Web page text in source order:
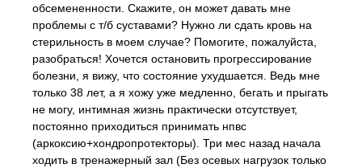
обсемененности. Скажите, он может давать мне
проблемы с т/б суставами? Нужно ли сдать кровь на
стерильность в моем случае? Помогите, пожалуйста,
разобраться! Хочется остановить прогрессирование
болезни, я вижу, что состояние ухудшается. Ведь мне
только 38 лет, а я хожу уже медленно, бегать и прыгать
не могу, интимная жизнь практически отсутствует,
постоянно приходиться принимать нпвс
(аркоксию+хондропротекторы). Три мес назад начала
ходить в тренажерный зал (Без осевых нагрузок только